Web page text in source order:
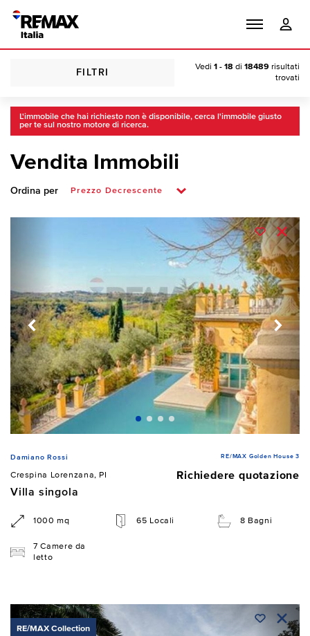
FILTRI
Vedi 1 - 18 di 18489 risultati
trovati
L'immobile che hai richiesto non è disponibile, cerca l'immobile giusto
per te sul nostro motore di ricerca.
Vendita Immobili
Ordina per
Damiano Rossi RE/MAX Golden House 3
Crespina Lorenzana, PI
Richiedere quotazione
Villa singola
1000 mq 65 Locali 8 Bagni
7 Camere da
letto
RE/MAX Collection